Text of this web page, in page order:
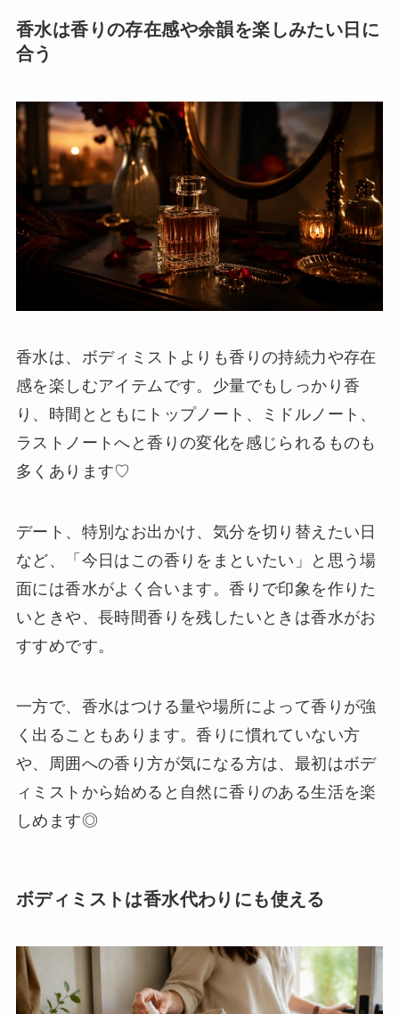
香水は香りの存在感や余韻を楽しみたい日に
合う
香水は、ボディミストよりも香りの持続力や存在
感を楽しむアイテムです。少量でもしっかり香
り、時間とともにトップノート、ミドルノート、
ラストノートへと香りの変化を感じられるものも
多くあります♡
デート、特別なお出かけ、気分を切り替えたい日
など、「今日はこの香りをまといたい」と思う場
面には香水がよく合います。香りで印象を作りた
いときや、長時間香りを残したいときは香水がお
すすめです。
一方で、香水はつける量や場所によって香りが強
く出ることもあります。香りに慣れていない方
や、周囲への香り方が気になる方は、最初はボデ
ィミストから始めると自然に香りのある生活を楽
しめます◎
ボディミストは香水代わりにも使える